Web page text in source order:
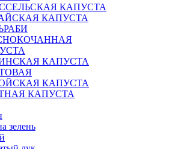
КАПУСТА
КАПУСТА
КАПУСТА
КАПУСТА
КАПУСТА
зелень